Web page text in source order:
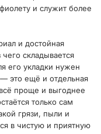
и служит более
и достойная
складывается
его укладки нужен
это ещё и отдельная
проще и выгоднее
только сам
грязи, пыли и
в чистую и приятную